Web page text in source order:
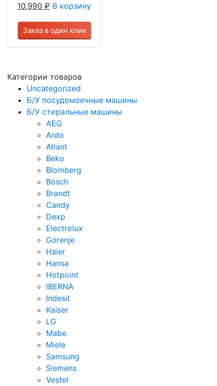
10,990 ₽ В корзину
Заказ в один клик
Категории товаров
Uncategorized
Б/У посудомоечные машины
Б/У стиральные машины
AEG
Ardo
Atlant
Beko
Blomberg
Bosch
Brandt
Candy
Dexp
Electrolux
Gorenje
Haier
Hansa
Hotpoint
IBERNA
Indesit
Kaiser
LG
Mabe
Miele
Samsung
Siemens
Vestel